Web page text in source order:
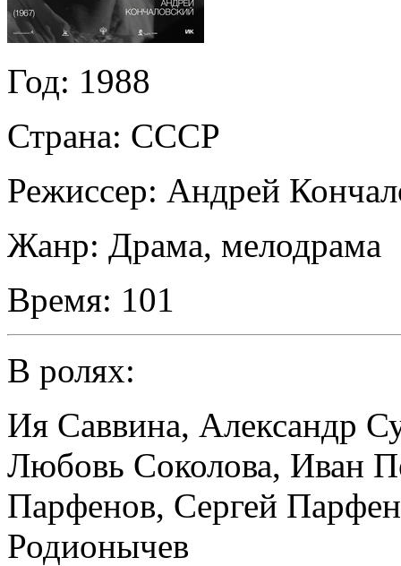
Год: 1988
Страна: СССР
Режиссер: Андрей
Жанр: Драма, мелодрама
Время: 101
В ролях:
Ия Саввина, Александр
Любовь Соколова, Иван
Парфенов, Сергей
Родионычев